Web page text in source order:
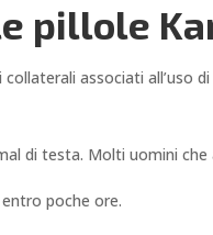
associati
di testa. Molti uomini
poche ore.